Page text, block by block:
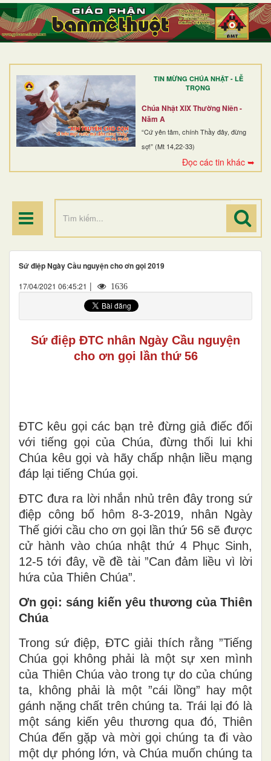
TIN MỪNG CHÚA NHẬT - LỄ
TRỌNG
Chúa Nhật XIX Thường Niên -
Năm A
“Cứ yên tâm, chính Thầy đây, đừng
sợ!” (Mt 14,22-33)
Đọc các tin khác ➥
TRANG NHẤT
GIỚI THIỆU
DÒNG TU
BAN MỤC VỤ
ĐOÀN THỂ CG
Sứ điệp Ngày Cầu nguyện cho ơn gọi 2019
17/04/2021 06:45:21 | 1636
Sứ điệp ĐTC nhân Ngày Cầu nguyện
cho ơn gọi lần thứ 56
ĐTC kêu gọi các bạn trẻ đừng giả điếc đối
với tiếng gọi của Chúa, đừng thối lui khi
Chúa kêu gọi và hãy chấp nhận liều mạng
đáp lại tiếng Chúa gọi.
ĐTC đưa ra lời nhắn nhủ trên đây trong sứ
điệp công bố hôm 8-3-2019, nhân Ngày
Thế giới cầu cho ơn gọi lần thứ 56 sẽ được
cử hành vào chúa nhật thứ 4 Phục Sinh,
12-5 tới đây, về đề tài ”Can đảm liều vì lời
hứa của Thiên Chúa”.
Ơn gọi: sáng kiến yêu thương của Thiên
Chúa
Trong sứ điệp, ĐTC giải thích rằng ”Tiếng
Chúa gọi không phải là một sự xen mình
của Thiên Chúa vào trong tự do của chúng
ta, không phải là một ”cái lồng” hay một
gánh nặng chất trên chúng ta. Trái lại đó là
một sáng kiến yêu thương qua đó, Thiên
Chúa đến gặp và mời gọi chúng ta đi vào
một dự phóng lớn, và Chúa muốn chúng ta